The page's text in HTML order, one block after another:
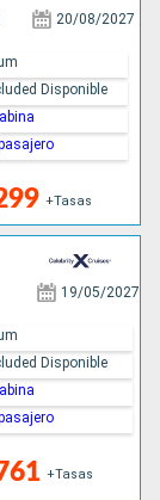
20/08/2027
+Tasas
Disponible
19/05/2027
+Tasas
Disponible